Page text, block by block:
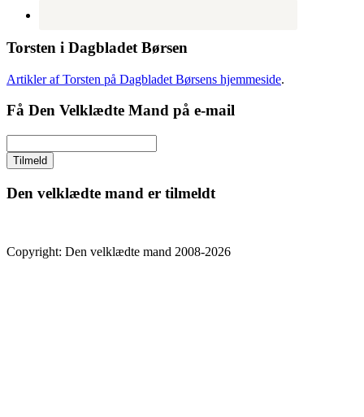
Torsten i Dagbladet Børsen
Artikler af Torsten på Dagbladet Børsens hjemmeside.
Få Den Velklædte Mand på e-mail
Den velklædte mand er tilmeldt
Copyright: Den velklædte mand 2008-2026